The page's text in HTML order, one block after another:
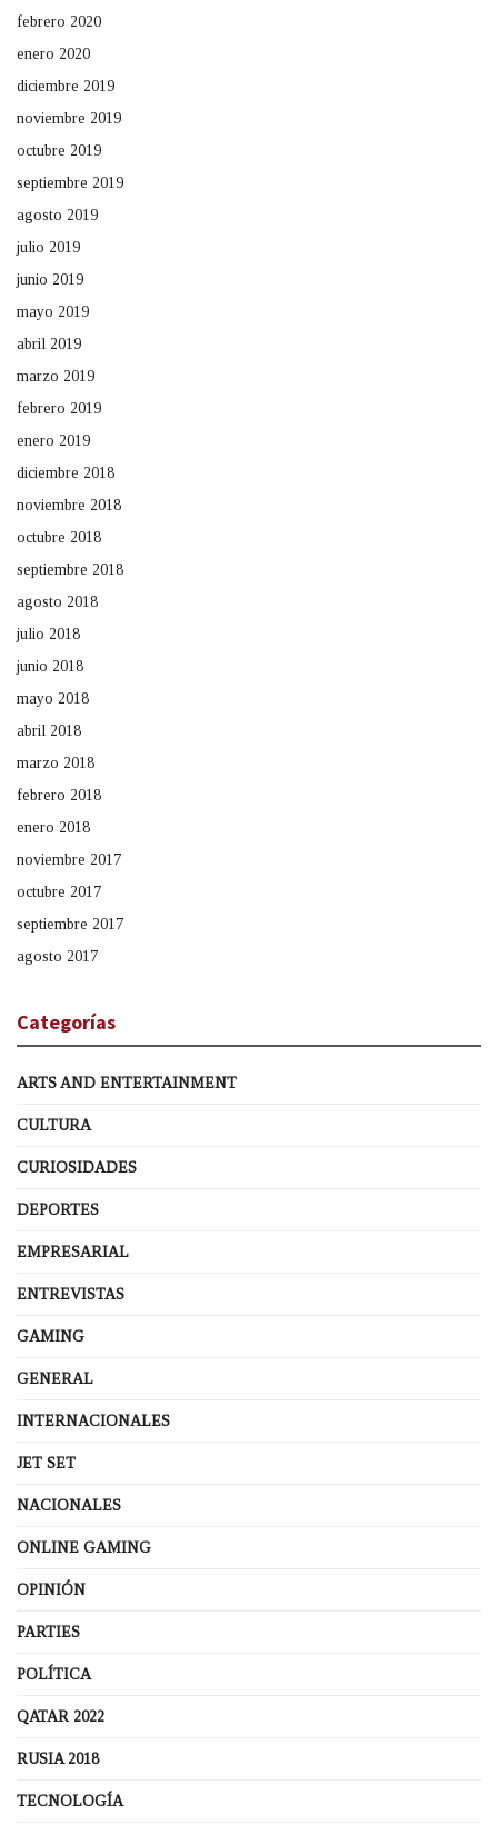
febrero 2020
enero 2020
diciembre 2019
noviembre 2019
octubre 2019
septiembre 2019
agosto 2019
julio 2019
junio 2019
mayo 2019
abril 2019
marzo 2019
febrero 2019
enero 2019
diciembre 2018
noviembre 2018
octubre 2018
septiembre 2018
agosto 2018
julio 2018
junio 2018
mayo 2018
abril 2018
marzo 2018
febrero 2018
enero 2018
noviembre 2017
octubre 2017
septiembre 2017
agosto 2017
Categorías
ARTS AND ENTERTAINMENT
CULTURA
CURIOSIDADES
DEPORTES
EMPRESARIAL
ENTREVISTAS
GAMING
GENERAL
INTERNACIONALES
JET SET
NACIONALES
ONLINE GAMING
OPINIÓN
PARTIES
POLÍTICA
QATAR 2022
RUSIA 2018
TECNOLOGÍA